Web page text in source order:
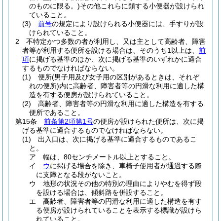
のものに限る。)その他これらに類する小便器が設けられ
ていること。
(3)
前号の規定により設けられる小便器には、手すりが設
けられていること。
2
不特定かつ多数の者が利用し、又は主として高齢者、障害
者等が利用する便所を設ける場合は、そのうち1以上は、 前
項に掲げる基準のほか、次に掲げる基準のいずれかに適合
するものでなければならない。
(1)
便所(男子用及び女子用の区別があるときは、それぞ
れの便所)内に高齢者、障害者等の円滑な利用に適した構
造を有する便房が設けられていること。
(2)
高齢者、障害者等の円滑な利用に適した構造を有する
便所であること。
第15条
前条第2項第1号の便房が設けられた便所は、次に掲
げる基準に適合するものでなければならない。
(1)
出入口は、次に掲げる基準に適合するものであるこ
と。
ア
幅は、80センチメートル以上とすること。
イ
ウに掲げる場合を除き、車椅子使用者が通過する際
に支障となる段がないこと。
ウ
地形の状況その他の特別の理由によりやむを得ず段
を設ける場合は、傾斜路を併設すること。
エ
高齢者、障害者等の円滑な利用に適した構造を有す
る便房が設けられていることを表示する標識が設けら
れていること。